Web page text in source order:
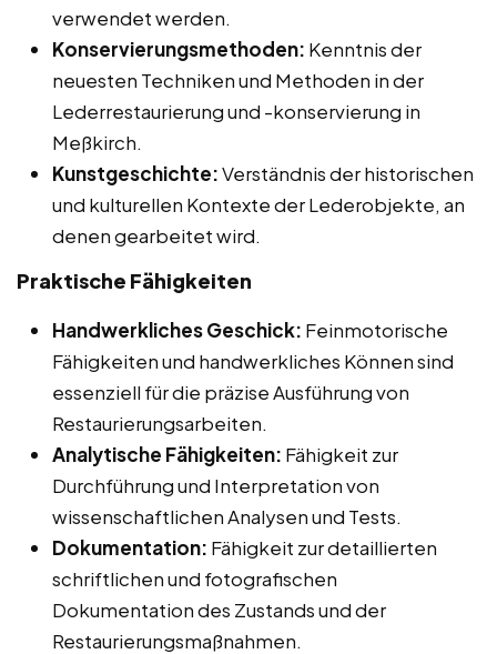
verwendet werden.
Konservierungsmethoden: Kenntnis der
neuesten Techniken und Methoden in der
Lederrestaurierung und -konservierung in
Meßkirch.
Kunstgeschichte:Verständnis der historischen
und kulturellen Kontexte der Lederobjekte, an
denen gearbeitet wird.
Praktische Fähigkeiten
Handwerkliches Geschick: Feinmotorische
Fähigkeiten und handwerkliches Können sind
essenziell für die präzise Ausführung von
Restaurierungsarbeiten.
Analytische Fähigkeiten: Fähigkeit zur
Durchführung und Interpretation von
wissenschaftlichen Analysen und Tests.
Dokumentation: Fähigkeit zur detaillierten
schriftlichen und fotografischen
Dokumentation des Zustands und der
Restaurierungsmaßnahmen.